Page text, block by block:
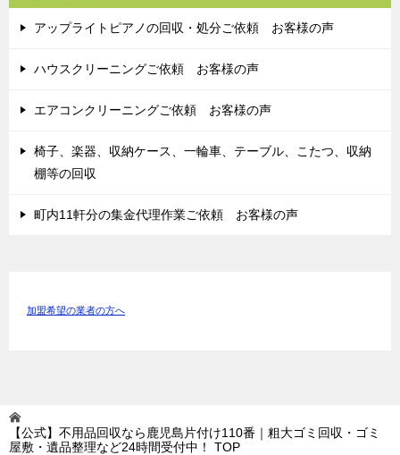
アップライトピアノの回収・処分ご依頼 お客様の声
ハウスクリーニングご依頼 お客様の声
エアコンクリーニングご依頼 お客様の声
椅子、楽器、収納ケース、一輪車、テーブル、こたつ、収納
棚等の回収
町内11軒分の集金代理作業ご依頼 お客様の声
加盟希望の業者の方へ
【公式】不用品回収なら鹿児島片付け110番｜粗大ゴミ回収・ゴミ
屋敷・遺品整理など24時間受付中！
TOP